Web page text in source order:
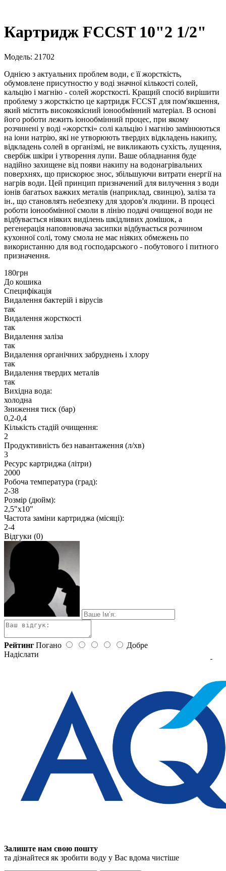
Картридж FCCST 10"2 1/2"
Модель: 21702
Однією з актуальних проблем води, є її жорсткість,
обумовлене присутностю у воді значної кількості солей,
кальцію і магнію - солей жорсткості. Кращий спосіб вирішити
проблему з жорсткістю це картридж FCCST для пом'якшення,
який містить високоякісний іонообмінний матеріал. В основі
його роботи лежить іонообмінний процес, при якому
розчинені у воді «жорсткі» солі кальцію і магнію замінюються
на іони натрію, які не утворюють твердих відкладень накипу,
відкладень солей в організмі, не викликають сухість, лущення,
свербіж шкіри і утворення лупи. Ваше обладнання буде
надійно захищене від появи накипу на водонагрівальних
поверхнях, що прискорює знос, збільшуючи витрати енергії на
нагрів води. Цей принцип призначений для вилучення з води
іонів багатьох важких металів (наприклад, свинцю), заліза та
ін., що становлять небезпеку для здоров'я людини. В процесі
роботи іонообмінної смоли в лінію подачі очищеної води не
відбувається ніяких виділень шкідливих домішок, а
регенерація наповнювача засипки відбувається розчином
кухонної солі, тому смола не має ніяких обмежень по
використанню для вод господарського - побутового і питного
призначення.
180грн
До кошика
Специфікація
Видалення бактерій і вірусів
так
Видалення жорсткості
так
Видалення заліза
так
Видалення органічних забруднень і хлору
так
Видалення твердих металів
так
Вихідна вода:
холодна
Зниження тиск (бар)
0,2-0,4
Кількість стадій очищення:
2
Продуктивність без навантаження (л/хв)
3
Ресурс картриджа (літри)
2000
Робоча температура (град):
2-38
Розмір (дюйм):
2,5"х10"
Частота заміни картриджа (місяці):
2-4
Відгуки (0)
Рейтинг Погано
Добре
Надіслати
Залиште нам свою пошту
та дізнайтеся як зробити воду у Вас вдома чистіше